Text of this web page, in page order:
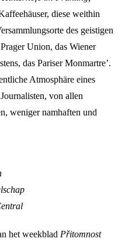
diese weithin
des geistigen
Union, das Wiener
das Pariser Monmartre’.
Atmosphäre eines
von allen
weniger namhaften und
het weekblad Přitomnost